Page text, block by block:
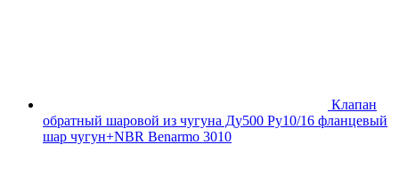
Клапан
обратный шаровой из чугуна Ду500 Ру10/16 фланцевый
шар чугун+NBR Benarmo 3010